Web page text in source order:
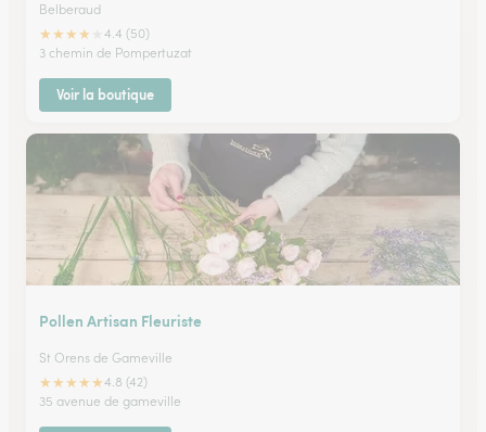
Belberaud
★★★★
4.4 (50)
3 chemin de Pompertuzat
Voir la boutique
Pollen Artisan Fleuriste
St Orens de Gameville
★★★★★4.8 (42)
35 avenue de gameville